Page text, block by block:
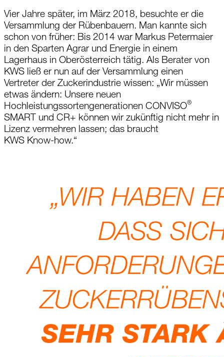
Vier Jahre später, im März 2018, besuchte er die
Versammlung der Rübenbauern. Man kannte sich
schon von früher: Bis 2014 war Markus Petermaier
in den Sparten Agrar und Energie in einem
Lagerhaus in Oberösterreich tätig. Als Berater von
KWS ließ er nun auf der Versammlung einen
Vertreter der Zuckerindustrie wissen: „Wir müssen
etwas ändern: Unsere neuen
Hochleistungssortengenerationen CONVISO®
SMART und CR+ können wir zukünftig nicht mehr in
Lizenz vermehren lassen; das braucht
KWS Know-how.“